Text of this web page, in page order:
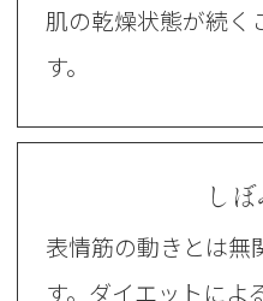
肌の乾燥状態が続く
す。
し
表情筋の動きとは無
す。ダイエットによ